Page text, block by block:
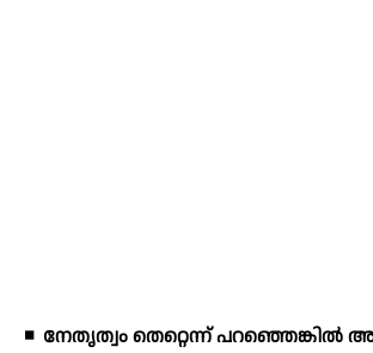
◾ നേതൃത്വം തെറ്റെന്ന് പറഞ്ഞെങ്കില്‍